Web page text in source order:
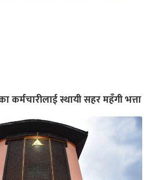
कर्मचारीलाई स्थायी सहर महँगी भत्ता